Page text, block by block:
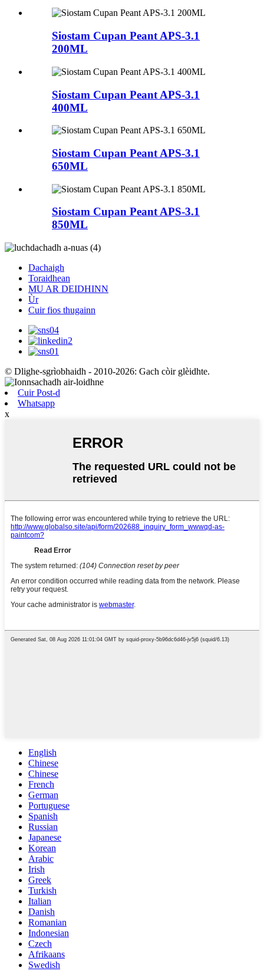
Siostam Cupan Peant APS-3.1
200ML
Siostam Cupan Peant APS-3.1
400ML
Siostam Cupan Peant APS-3.1
650ML
Siostam Cupan Peant APS-3.1
850ML
Dachaigh
Toraidhean
MU AR DEIDHINN
Ùr
Cuir fios thugainn
© Dlighe-sgrìobhaidh - 2010-2026: Gach còir glèidhte.
Cuir Post-d
Whatsapp
x
English
Chinese
Chinese
French
German
Portuguese
Spanish
Russian
Japanese
Korean
Arabic
Irish
Greek
Turkish
Italian
Danish
Romanian
Indonesian
Czech
Afrikaans
Swedish